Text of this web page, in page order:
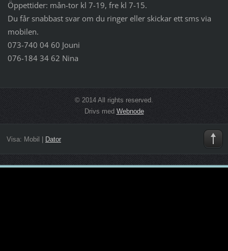
Öppettider: mån-tor kl 7-19, fre kl 7-15.
Du får snabbast svar om du ringer eller skickar ett sms via
mobilen.
073-740 04 60 Jouni
076-184 34 62 Nina
© 2014 All rights reserved.
Drivs med Webnode
Visa: Mobil Dator